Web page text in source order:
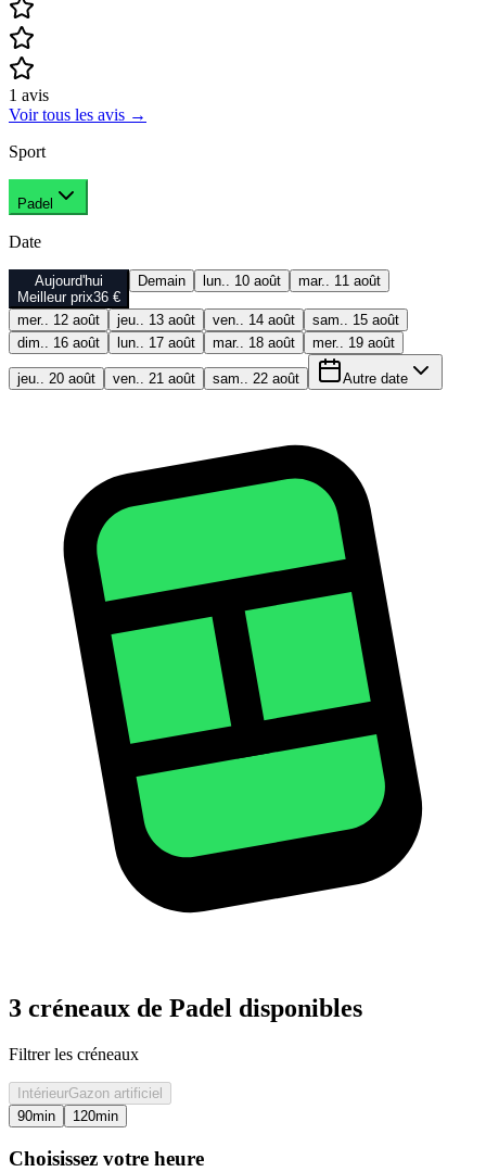
1 avis
Voir tous les avis →
Sport
Padel
Date
Aujourd'hui
Meilleur prix36 €
Demain lun.. 10 août mar.. 11 août
mer.. 12 août jeu.. 13 août ven.. 14 août
sam.. 15 août
dim.. 16 août
lun.. 17 août mar.. 18 août mer.. 19 août
jeu.. 20 août ven.. 21 août sam.. 22 août Autre date
3 créneaux de Padel disponibles
Filtrer les créneaux
IntérieurGazon artificiel
90min 120min
Choisissez votre heure